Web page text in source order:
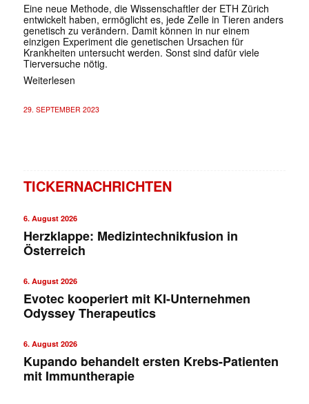
Eine neue Methode, die Wissenschaftler der ETH Zürich
entwickelt haben, ermöglicht es, jede Zelle in Tieren anders
genetisch zu verändern. Damit können in nur einem
einzigen Experiment die genetischen Ursachen für
Krankheiten untersucht werden. Sonst sind dafür viele
Tierversuche nötig.
Weiterlesen
29. SEPTEMBER 2023
TICKERNACHRICHTEN
6. August 2026
Herzklappe: Medizintechnikfusion in
Österreich
6. August 2026
Evotec kooperiert mit KI-Unternehmen
Odyssey Therapeutics
6. August 2026
Kupando behandelt ersten Krebs-Patienten
mit Immuntherapie